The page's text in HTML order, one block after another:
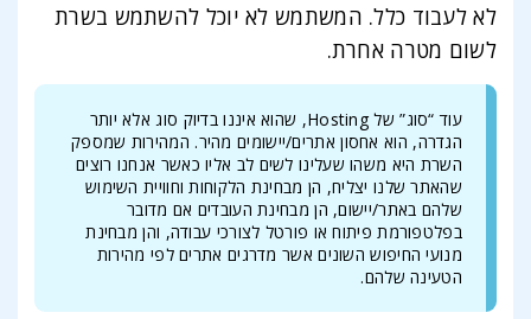
לא לעבוד כלל. המשתמש לא יוכל להשתמש בשרת
לשום מטרה אחרת.
עוד “סוג” של Hosting, שהוא איננו בדיוק סוג אלא יותר
הגדרה, הוא אחסון אתרים/יישומים מהיר. המהירות שמספק
השרת היא משהו שעלינו לשים לב אליו כאשר אנחנו רוצים
שהאתר שלנו יצליח, הן מבחינת הלקוחות וחוויית השימוש
שלהם באתר/יישום, הן מבחינת העובדים אם מדובר
בפלטפורמת פיתוח או פורטל לצורכי עבודה, והן מבחינת
מנועי החיפוש השונים אשר מדרגים אתרים לפי מהירות
הטעינה שלהם.